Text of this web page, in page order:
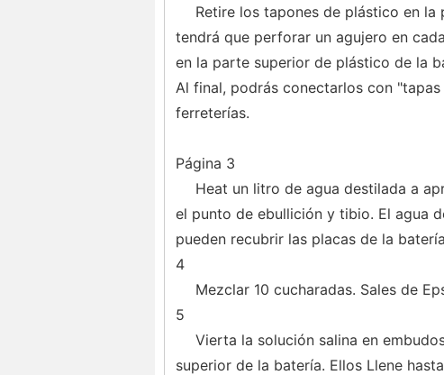
Retire los tapones de plástico en
tendrá que perforar un agujero en
en la parte superior de plástico de la
Al final, podrás conectarlos con
ferreterías.
Página 3
Heat un litro de agua destilada a
el punto de ebullición y tibio. El agua
pueden recubrir las placas de la
4
Mezclar 10 cucharadas. Sales de
5
Vierta la solución salina en
superior de la batería. Ellos Llene